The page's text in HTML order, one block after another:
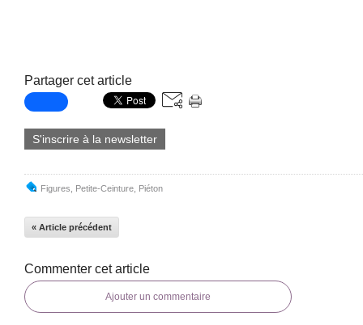
Partager cet article
S'inscrire à la newsletter
Figures Petite-Ceinture Piéton
« Article précédent
Commenter cet article
Ajouter un commentaire